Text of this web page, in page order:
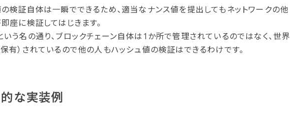
検証自体は一瞬でできるため、適当なナンス値を提出してもネットワークの他
座に検証してはじきます。
う名の通り、ブロックチェーン自体は1か所で管理されているのではなく、世界
有）されているので他の人もハッシュ値の検証はできるわけです。
な​実装例